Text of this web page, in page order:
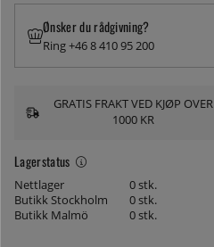
Lagerstatus
Nettlager
0 stk.
Butikk Stockholm
0 stk.
Butikk Malmö
0 stk.
Ønsker du rådgivning?
Ring +46 8 410 95 200
GRATIS FRAKT VED KJØP OVER
1000 KR